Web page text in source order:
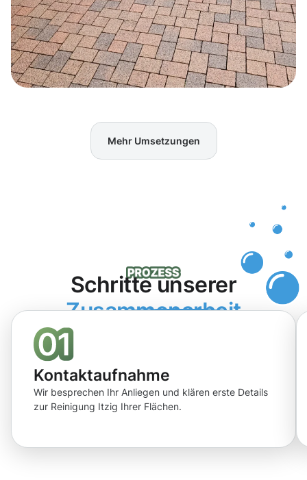
Mehr Umsetzungen
Schritte unserer
Zusammenarbeit
Kontaktaufnahme
Wir besprechen Ihr Anliegen und klären erste Details
zur Reinigung Itzig Ihrer Flächen.